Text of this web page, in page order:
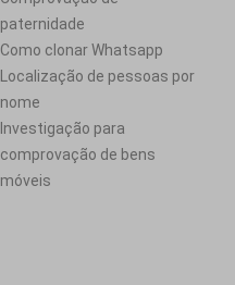
paternidade
Como clonar Whatsapp
Localização de pessoas por
nome
Investigação para
comprovação de bens
móveis